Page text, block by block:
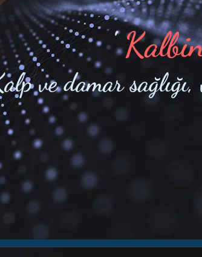
'
ve damar